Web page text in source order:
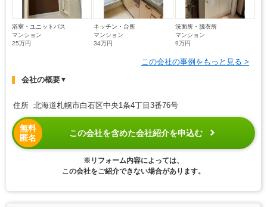
浴室・ユニットバス
マンション
25万円
キッチン・台所
マンション
34万円
洗面所・脱衣所
マンション
9万円
この会社の事例をもっと見る >
会社の概要▼
住所 北海道札幌市白石区中央1条4丁目3番76号
無料
匿名
この会社を含めた会社紹介を申込む
※リフォーム内容によっては、
この会社をご紹介できない場合があります。